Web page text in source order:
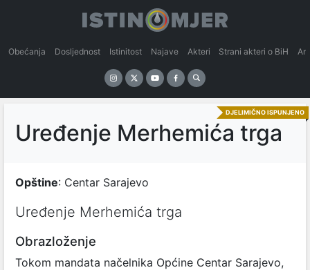
Obećanja Dosljednost Istinitost Najave Akteri Strani akteri o BiH
DJELIMIČNO ISPUNJENO
Uređenje Merhemića trga
Opštine: Centar Sarajevo
Uređenje Merhemića trga
Obrazloženje
Tokom mandata načelnika Općine Centar Sarajevo,